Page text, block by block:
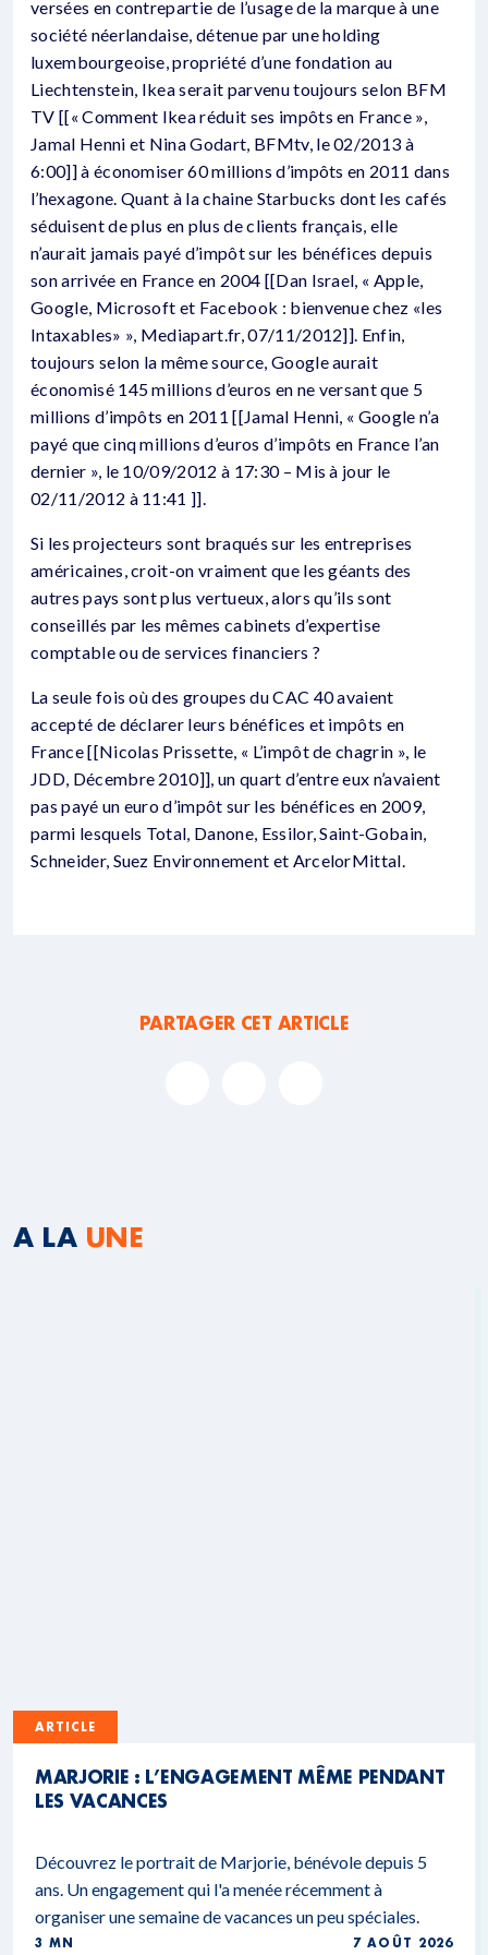
versées en contrepartie de l’usage de la marque à une
société néerlandaise, détenue par une holding
luxembourgeoise, propriété d’une fondation au
Liechtenstein, Ikea serait parvenu toujours selon BFM
TV [[« Comment Ikea réduit ses impôts en France »,
Jamal Henni et Nina Godart, BFMtv, le 02/2013 à
6:00]] à économiser 60 millions d’impôts en 2011 dans
l’hexagone. Quant à la chaine Starbucks dont les cafés
séduisent de plus en plus de clients français, elle
n’aurait jamais payé d’impôt sur les bénéfices depuis
son arrivée en France en 2004 [[Dan Israel, « Apple,
Google, Microsoft et Facebook : bienvenue chez «les
Intaxables» », Mediapart.fr, 07/11/2012]]. Enfin,
toujours selon la même source, Google aurait
économisé 145 millions d’euros en ne versant que 5
millions d’impôts en 2011 [[Jamal Henni, « Google n’a
payé que cinq millions d’euros d’impôts en France l’an
dernier », le 10/09/2012 à 17:30 – Mis à jour le
02/11/2012 à 11:41 ]].
Si les projecteurs sont braqués sur les entreprises
américaines, croit-on vraiment que les géants des
autres pays sont plus vertueux, alors qu’ils sont
conseillés par les mêmes cabinets d’expertise
comptable ou de services financiers ?
La seule fois où des groupes du CAC 40 avaient
accepté de déclarer leurs bénéfices et impôts en
France [[Nicolas Prissette, « L’impôt de chagrin », le
JDD, Décembre 2010]], un quart d’entre eux n’avaient
pas payé un euro d’impôt sur les bénéfices en 2009,
parmi lesquels Total, Danone, Essilor, Saint-Gobain,
Schneider, Suez Environnement et ArcelorMittal.
PARTAGER CET ARTICLE
A LA UNE
ARTICLE
MARJORIE : L’ENGAGEMENT MÊME PENDANT
LES VACANCES
Découvrez le portrait de Marjorie, bénévole depuis 5
ans. Un engagement qui l'a menée récemment à
organiser une semaine de vacances un peu spéciales.
3 MN 7 AOÛT 2026